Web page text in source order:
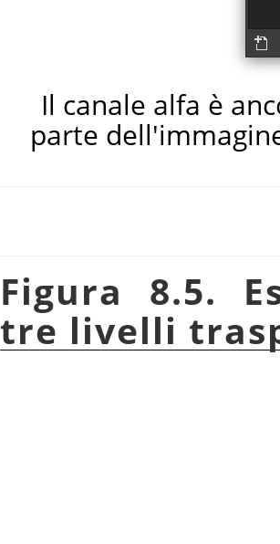
Il canale alfa è
parte
Figura 8.5.
tre livelli